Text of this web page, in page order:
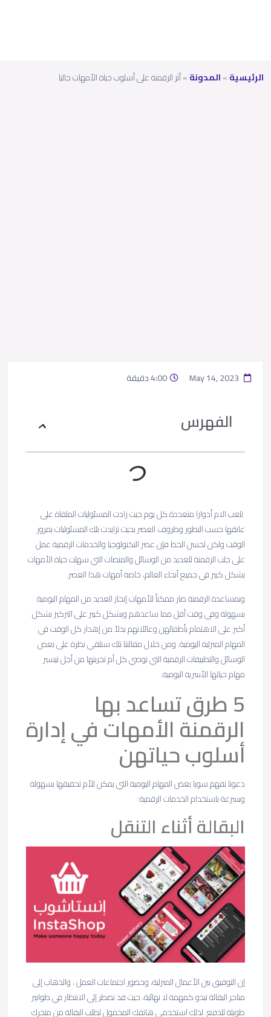
الرئيسية»المدونة»أثر الرقمنة على أسلوب حياة الأمهات حاليا
4:00 دقيقة
الفهرس
تلعب الام أدوارا متعددة كل يوم حيث زادت المسئوليات الملقاة على
عاتقها حسب التطور وظروف العصر بحيث تزايدت تلك المسئوليات بمرور
الوقت ولكن لحسن الحظ فإن عصر التكنولوجيا والخدمات الرقمية عمل
على جلب الرقمنة للعديد من الوسائل والمنصات التي سهلت حياة الأمهات
بشكل كبير في جميع أنحاء العالم، خاصة أمهات هذا العصر.
وبمساعدة الرقمنة صار ممكناً للأمهات إنجاز العديد من المهام اليومية
بسهولة وفي وقت أقل مما ساعدهم وبشكل كبير على التركيز بشكل
أكبر على الاهتمام بأطفالهن وعائلاتهم بدلاً من إهدار كل الوقت في
المهام المنزلية اليومية. ومن خلال مقالتنا تلك سنلقي نظرة على بعض
الوسائل والتطبيقات الرقمية التي نوصي كل أم تجربتها من أجل تيسير
مهام حياتها الأسرية اليومية.
5 طرق تساعد بها
الرقمنة الأمهات في إدارة
أسلوب حياتهن
دعونا نفهم سويا بعض المهام اليومية التي يمكن للأم تحقيقها بسهولة
وبسرعة باستخدام الخدمات الرقمية:
البقالة أثناء التنقل
إن التوفيق بين الأعمال المنزلية، وحضور اجتماعات العمل ، والذهاب إلى
متاجر البقالة تبدو كمهمة لا نهائية، حيث قد تضطر إلى الانتظار في طوابير
طويلة للدفع. لذلك استخدمي هاتفك المحمول لطلب البقالة من متجرك